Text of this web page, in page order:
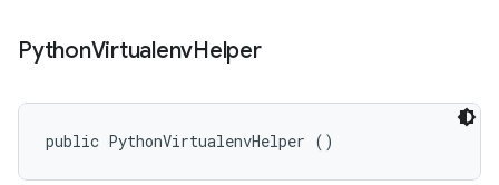
PythonVirtualenvHelper
public PythonVirtualenvHelper ()